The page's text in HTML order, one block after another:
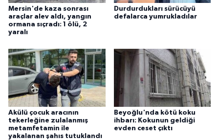
Mersin'de kaza sonrası
araçlar alev aldı, yangın
ormana sıçradı: 1 ölü, 2
yaralı
Durdurdukları sürücüyü
defalarca yumrukladılar
Akülü çocuk aracının
tekerleğine zulalanmış
metamfetamin ile
yakalanan şahıs tutuklandı
Beyoğlu'nda kötü koku
ihbarı: Kokunun geldiği
evden ceset çıktı